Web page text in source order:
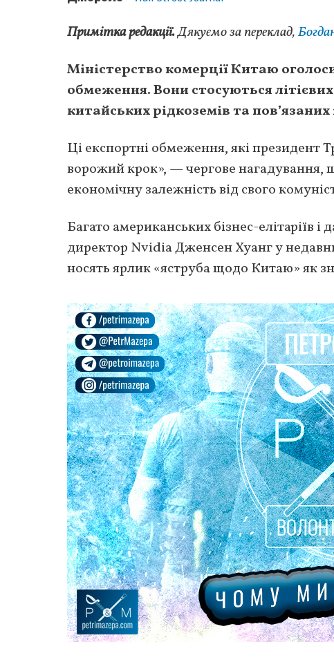
Примітка редакції.Дякуємо за переклад,
Міністерство комерції Китаю
обмеження. Вони стосуються
китайських рідкоземів та
Ці експортні обмеження, які президент
ворожий крок», — чергове
економічну залежність від свого
Багато американських бізнес-елітаріїв
директор Nvidia Дженсен Хуанг у
носять ярлик «яструба щодо Китаю» як